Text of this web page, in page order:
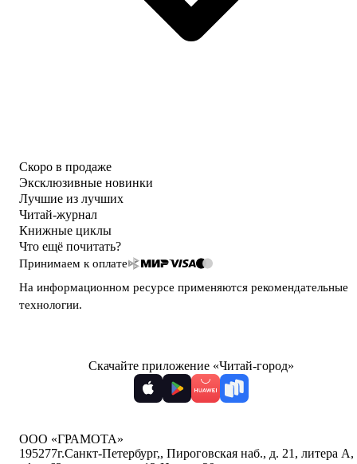
Скоро в продаже
Эксклюзивные новинки
Лучшие из лучших
Читай-журнал
Книжные циклы
Что ещё почитать?
Принимаем к оплате
На информационном ресурсе применяются рекомендательные
технологии.
Скачайте приложение «Читай-город»
ООО «ГРАМОТА»
195277г.Санкт-Петербург,, Пироговская наб., д. 21, литера А,